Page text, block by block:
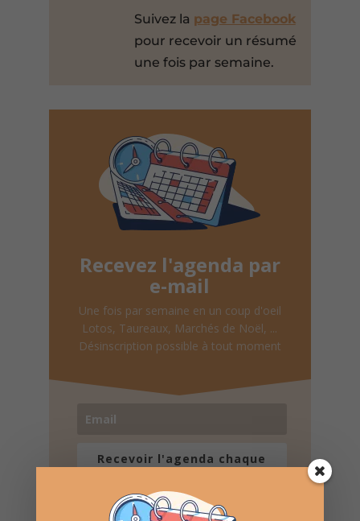
Suivez la page Facebook
pour recevoir un résumé
une fois par semaine.
Recevez l'agenda par
e-mail
Une fois par semaine en un coup d'oeil
Lotos, Taureaux, Marchés de Noël, ...
Désinscription possible à tout moment
Recevoir l'agenda chaque